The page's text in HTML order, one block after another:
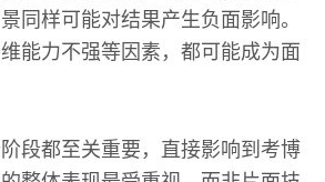
同样可能对结果产生负面影响。
能力不强等因素，都可能成为面
段都至关重要，直接影响到考博